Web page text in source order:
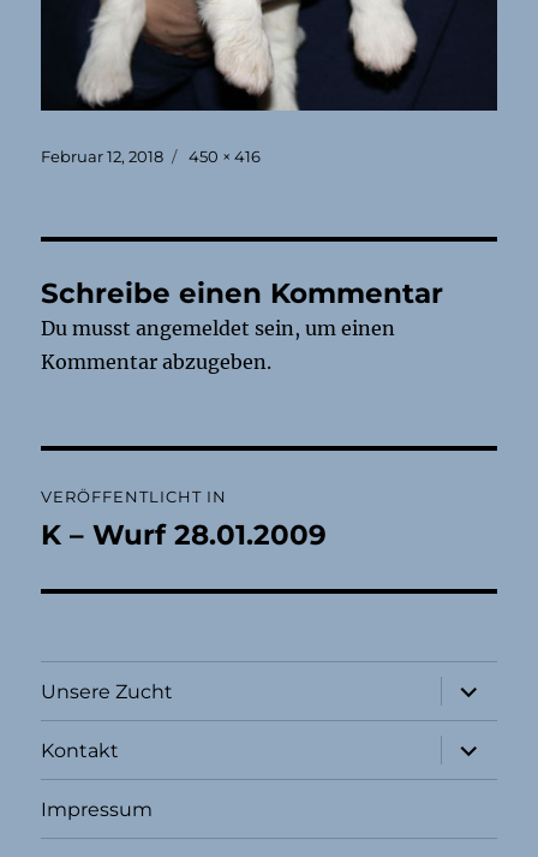
Veröffentlicht
Februar 12, 2018 Originalgröße
450 × 416
Schreibe einen Kommentar
Du musstangemeldet sein, um einen
Kommentar abzugeben.
VERÖFFENTLICHT IN
K – Wurf 28.01.2009
Unsere Zucht
öffnen
Kontakt
öffnen
Impressum